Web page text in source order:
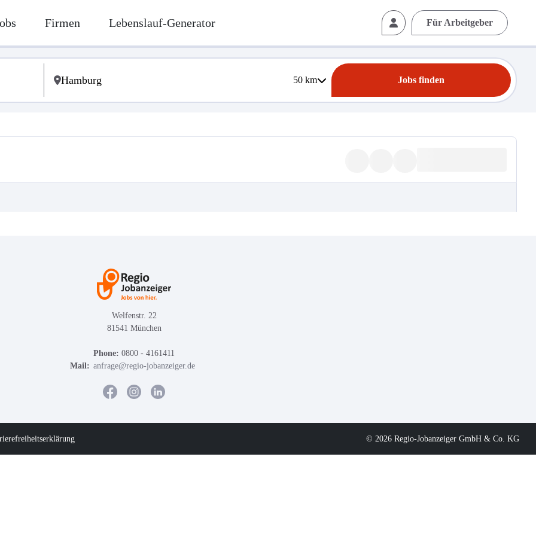
Firmen Lebenslauf-Generator Für Arbeitgeber
50km Jobs finden
Welfenstr. 22
81541 München
Phone: 0800 - 4161411
Mail: anfrage@regio-jobanzeiger.de
© 2026 Regio-Jobanzeiger GmbH & Co. KG